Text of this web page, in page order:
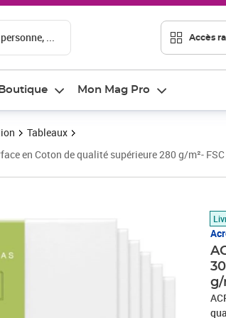
... Accès
Mon Mag Pro
Tableaux
en Coton de qualité supérieure 280 g/m²-
g/